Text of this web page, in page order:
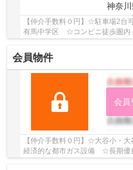
神奈川
【仲介手数料０円】☆駐車場2
有馬中学区 ☆コンビニ徒歩圏
会員物件
会員
【仲介手数料０円】☆大谷小
経済的な都市ガス設備 ☆長期
居室収納付き ☆スーパー近く